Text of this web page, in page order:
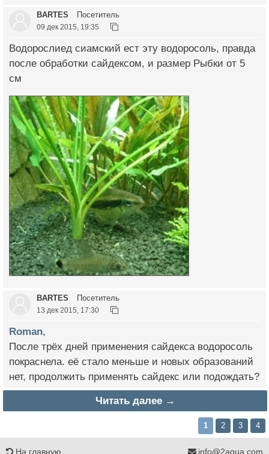
BARTES Посетитель
09 дек 2015, 19:35
Водорослиед сиамский ест эту водоросоль, правда
после обработки сайдексом, и размер Рыбки от 5
см
BARTES Посетитель
13 дек 2015, 17:30
Roman,
После трёх дней применения сайдекса водоросоль
покраснела. её стало меньше и новых образований
нет, продолжить применять сайдекс или подождать?
Читать далее →
1 2 3 4
На главную info@2aqua.com